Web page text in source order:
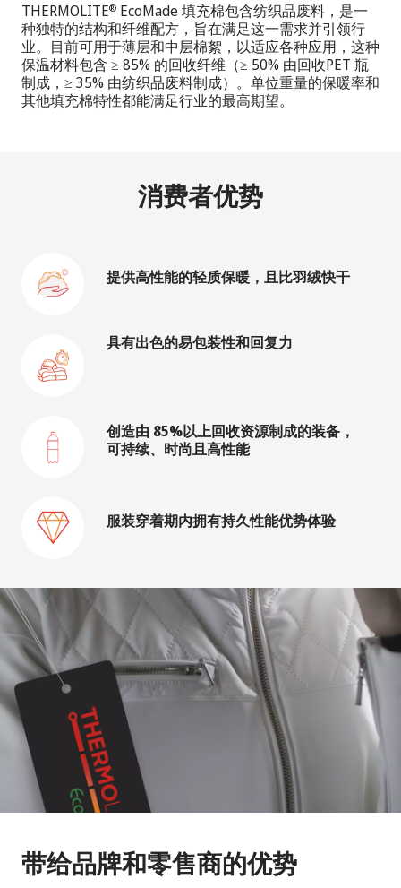
THERMOLITE® EcoMade 填充棉包含纺织品废料，是一
种独特的结构和纤维配方，旨在满足这一需求并引领行
业。目前可用于薄层和中层棉絮，以适应各种应用，这种
保温材料包含 ≥ 85% 的回收纤维（≥ 50% 由回收PET 瓶
制成，≥ 35% 由纺织品废料制成）。单位重量的保暖率和
其他填充棉特性都能满足行业的最高期望。
消费者优势
提供高性能的轻质保暖，且比羽绒快干
具有出色的易包装性和回复力
创造由 85%以上回收资源制成的装备，
可持续、时尚且高性能
服装穿着期内拥有持久性能优势体验
带给品牌和零售商的优势